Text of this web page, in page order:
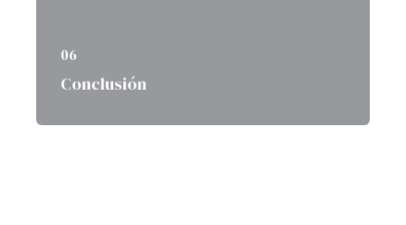
06
Conclusión